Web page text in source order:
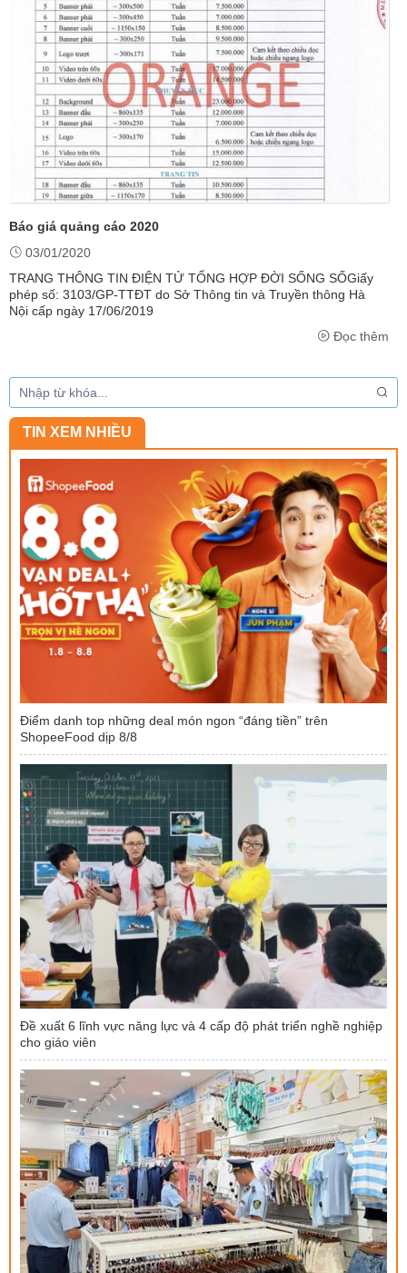
Báo giá quảng cáo 2020
03/01/2020
TRANG THÔNG TIN ĐIỆN TỬ TỔNG HỢP ĐỜI SỐNG SỐGiấy
phép số: 3103/GP-TTĐT do Sở Thông tin và Truyền thông Hà
Nội cấp ngày 17/06/2019
Đọc thêm
TIN XEM NHIỀU
Điểm danh top những deal món ngon “đáng tiền” trên
ShopeeFood dịp 8/8
Đề xuất 6 lĩnh vực năng lực và 4 cấp độ phát triển nghề nghiệp
cho giáo viên